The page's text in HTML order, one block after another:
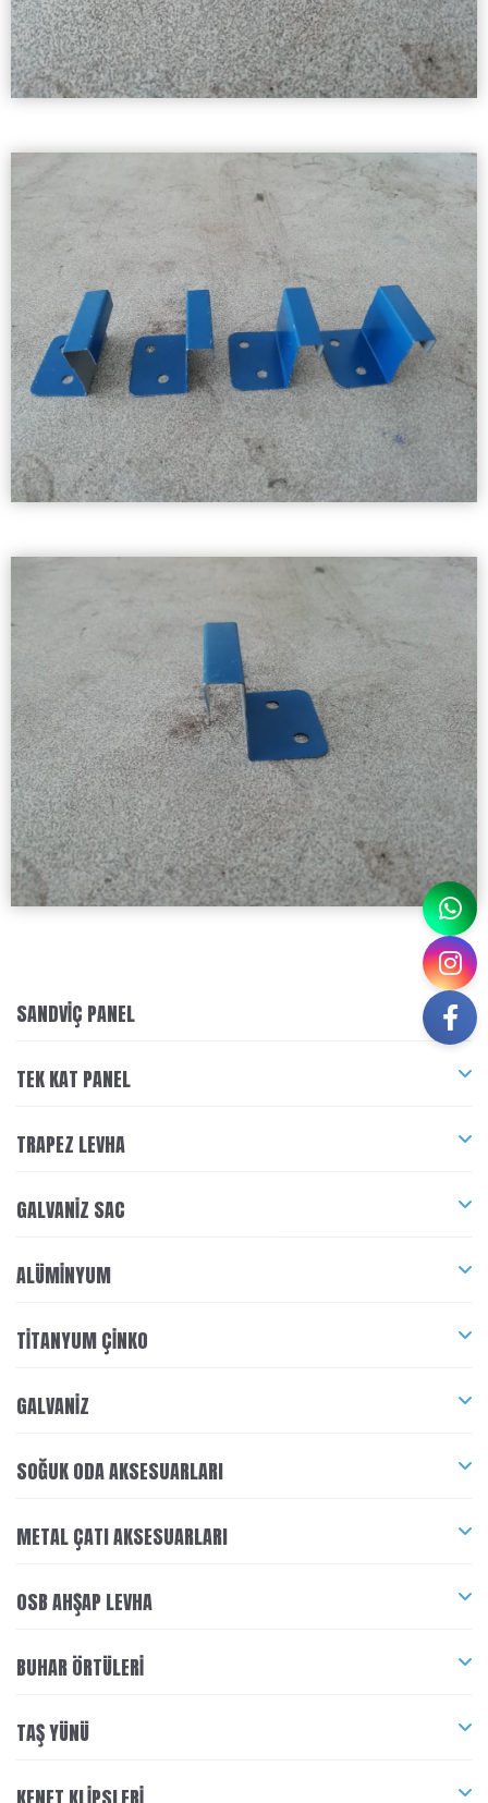
SANDVIÇ PANEL
TEK KAT PANEL
TRAPEZ LEVHA
GALVANIZ SAC
ALÜMINYUM
TITANYUM ÇINKO
GALVANIZ
SOĞUK ODA AKSESUARLARI
METAL ÇATI AKSESUARLARI
OSB AHŞAP LEVHA
BUHAR ÖRTÜLERI
TAŞ YÜNÜ